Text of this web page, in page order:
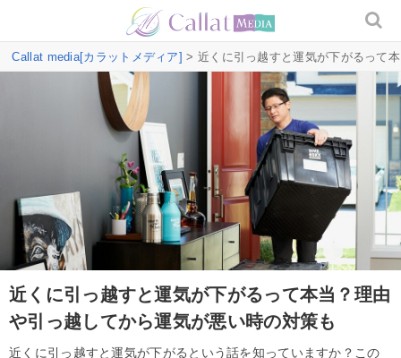
Callat media[カラットメディア] > 近くに引っ越すと運気が下がるって
近くに引っ越すと運気が下がるって本当？理由
や引っ越してから運気が悪い時の対策も
近くに引っ越すと運気が下がるという話を知っていますか？この